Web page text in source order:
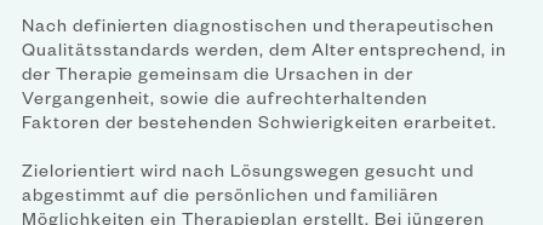
Nach definierten diagnostischen und therapeutischen
Qualitätsstandards werden, dem Alter entsprechend, in
der Therapie gemeinsam die Ursachen in der
Vergangenheit, sowie die aufrechterhaltenden
Faktoren der bestehenden Schwierigkeiten erarbeitet.
Zielorientiert wird nach Lösungswegen gesucht und
abgestimmt auf die persönlichen und familiären